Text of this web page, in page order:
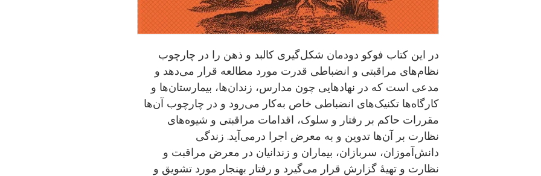
در این کتاب فوکو دودمان شکل‌گیری کالبد و ذهن را در چارچوب
نظام‌های مراقبتی و انضباطی قدرت مورد مطالعه قرار می‌دهد و
مدعی است که در نهادهایی چون مدارس، زندان‌ها، بیمارستان‌ها و
کارگاه‌ها تکنیک‌های انضباطی خاص به‌کار می‌رود و در چارچوب آن‌ها
مقررات حاکم بر رفتار و سلوک، اقدامات مراقبتی و شیوه‌های
نظارت بر آن‌ها تدوین و به معرض اجرا درمی‌آید. زندگی
دانش‌آموزان، سربازان، بیماران و زندانیان در معرض مراقبت و
نظارت و تهیهٔ گزارش قرار می‌گیرد و رفتار بهنجار مورد تشویق و